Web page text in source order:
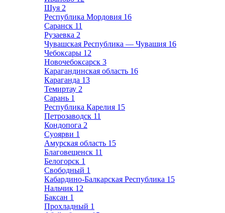
Шуя 2
Республика Мордовия 16
Саранск 11
Рузаевка 2
Чувашская Республика — Чувашия 16
Чебоксары 12
Новочебоксарск 3
Карагандинская область 16
Караганда 13
Темиртау 2
Сарань 1
Республика Карелия 15
Петрозаводск 11
Кондопога 2
Суоярви 1
Амурская область 15
Благовещенск 11
Белогорск 1
Свободный 1
Кабардино-Балкарская Республика 15
Нальчик 12
Баксан 1
Прохладный 1